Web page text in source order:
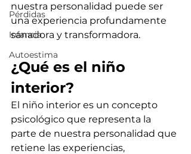
Pérdidas
Infancia
Autoestima
nuestra personalidad puede ser
una experiencia profundamente
sanadora y transformadora.
¿Qué es el niño
interior?
El niño interior es un concepto
psicológico que representa la
parte de nuestra personalidad que
retiene las experiencias,